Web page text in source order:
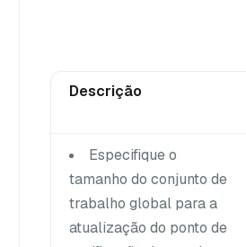
Descrição
Especifique o
tamanho do conjunto de
trabalho global para a
atualização do ponto de